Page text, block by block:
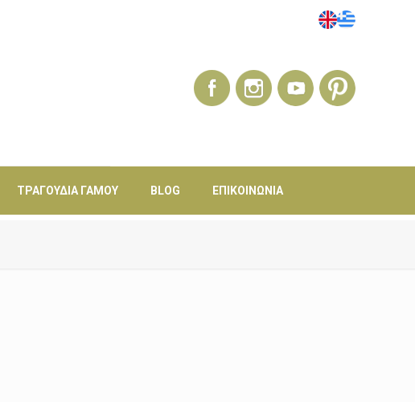
ΤΡΑΓΟΎΔΙΑ ΓΆΜΟΥ BLOG ΕΠΙΚΟΙΝΩΝΊΑ